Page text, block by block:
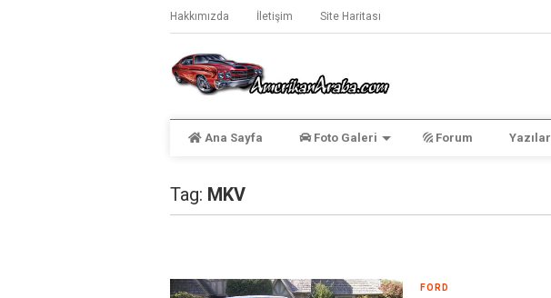
Hakkımızda İletişim Site Haritası
Ana Sayfa Foto Galeri Forum Yazılar
Tag: MKV
FORD